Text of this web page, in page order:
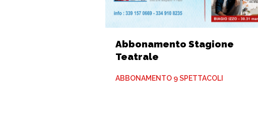
Abbonamento Stagione
Teatrale
ABBONAMENTO 9 SPETTACOLI